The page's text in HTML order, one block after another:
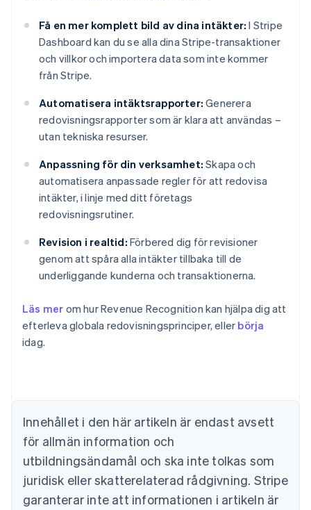
Få en mer komplett bild av dina intäkter: I Stripe
Dashboard kan du se alla dina Stripe-transaktioner
och villkor och importera data som inte kommer
från Stripe.
Automatisera intäktsrapporter: Generera
redovisningsrapporter som är klara att användas –
utan tekniska resurser.
Anpassning för din verksamhet: Skapa och
automatisera anpassade regler för att redovisa
intäkter, i linje med ditt företags
redovisningsrutiner.
Revision i realtid: Förbered dig för revisioner
genom att spåra alla intäkter tillbaka till de
underliggande kunderna och transaktionerna.
Läs mer om hur Revenue Recognition kan hjälpa dig att
efterleva globala redovisningsprinciper, eller börja
idag.
Innehållet i den här artikeln är endast avsett
för allmän information och
utbildningsändamål och ska inte tolkas som
juridisk eller skatterelaterad rådgivning. Stripe
garanterar inte att informationen i artikeln är
Australien
English
PortuguêsEnglish
Bulgarien
English
Cypern
English
Danmark
English
Estland